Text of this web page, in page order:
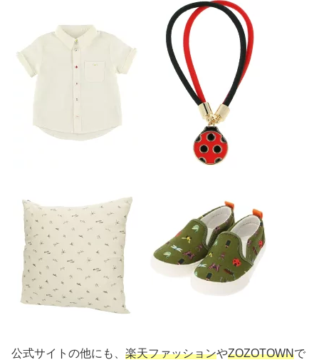
公式サイトの他にも、 楽天ファッションやZOZOTOWNで